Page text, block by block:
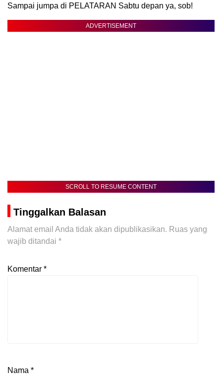
Sampai jumpa di PELATARAN Sabtu depan ya, sob!
ADVERTISEMENT
SCROLL TO RESUME CONTENT
Tinggalkan Balasan
Alamat email Anda tidak akan dipublikasikan. Ruas yang
wajib ditandai *
Komentar *
Nama *